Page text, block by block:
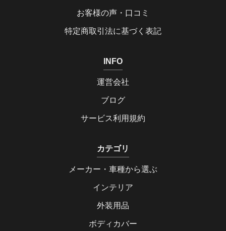
お客様の声・口コミ
特定商取引法に基づく表記
INFO
運営会社
ブログ
サービス利用規約
カテゴリ
メーカー・車種から選ぶ
インテリア
外装用品
ボディカバー